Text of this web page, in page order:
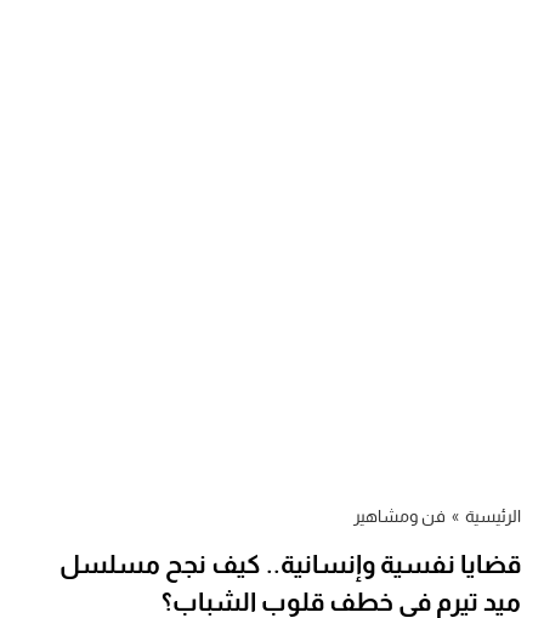
الرئيسية » فن ومشاهير
قضايا نفسية وإنسانية.. كيف نجح مسلسل
ميد تيرم في خطف قلوب الشباب؟